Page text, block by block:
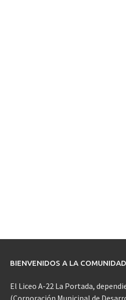
BIENVENIDOS A LA
El Liceo A-22 La Portada,